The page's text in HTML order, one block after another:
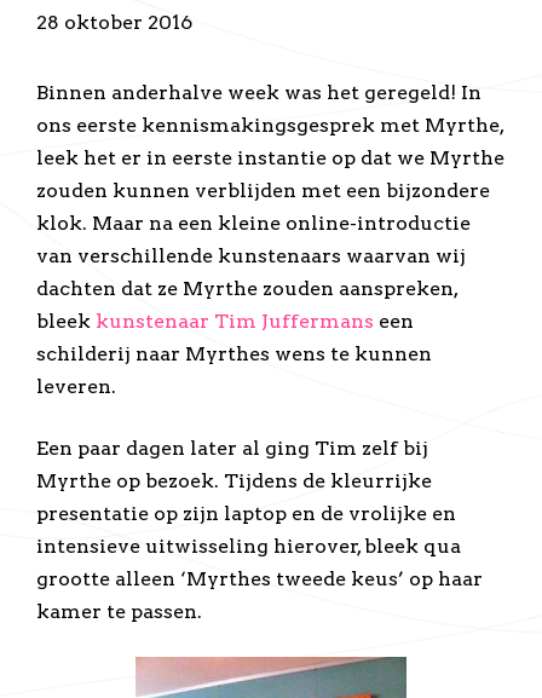
28 oktober 2016
Binnen anderhalve week was het geregeld! In
ons eerste kennismakingsgesprek met Myrthe,
leek het er in eerste instantie op dat we Myrthe
zouden kunnen verblijden met een bijzondere
klok. Maar na een kleine online-introductie
van verschillende kunstenaars waarvan wij
dachten dat ze Myrthe zouden aanspreken,
bleek kunstenaar Tim Juffermans een
schilderij naar Myrthes wens te kunnen
leveren.
Een paar dagen later al ging Tim zelf bij
Myrthe op bezoek. Tijdens de kleurrijke
presentatie op zijn laptop en de vrolijke en
intensieve uitwisseling hierover, bleek qua
grootte alleen ‘Myrthes tweede keus’ op haar
kamer te passen.